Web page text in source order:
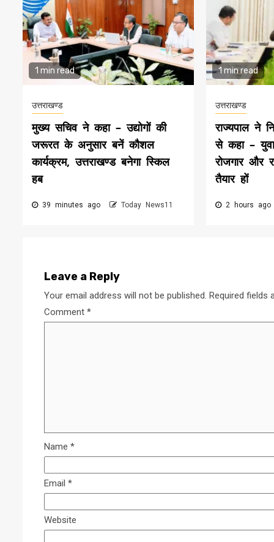
1 min read
उत्तराखण्ड
मुख्य सचिव ने कहा – उद्योगों की
जरूरत के अनुसार बनें कौशल
कार्यक्रम, उत्तराखण्ड बनेगा स्किल
हब
39 minutes ago Today News11
1 min read
उत्तराखण्ड
राज्यपाल ने
से कहा – युवा
रोजगार और
तैयार हों
2 hours ago
Leave a Reply
Your email address will not be published. Required fields
Comment *
Name *
Email *
Website